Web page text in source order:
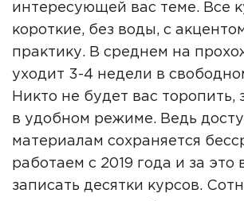
интересующей вас теме. Все
короткие, без воды, с
практику. В среднем на
уходит 3-4 недели в
Никто не будет вас торопить,
в удобном режиме. Ведь
материалам сохраняется
работаем с 2019 года и за это
записать десятки курсов.